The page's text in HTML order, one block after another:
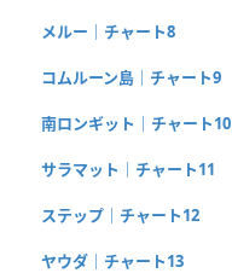
メルー｜チャート8
コムルーン島｜チャート9
南ロンギット｜チャート10
サラマット｜チャート11
ステップ｜チャート12
ヤウダ｜チャート13